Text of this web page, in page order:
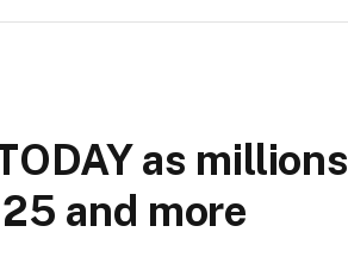
as millions
and more